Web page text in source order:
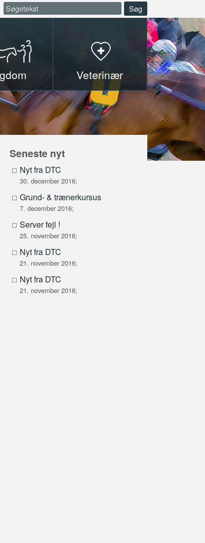
Søg
Veterinær
Seneste nyt
Nyt fra DTC
30. december 2016;
Grund- & trænerkursus
7. december 2016;
Server fejl !
25. november 2016;
Nyt fra DTC
21. november 2016;
Nyt fra DTC
21. november 2016;